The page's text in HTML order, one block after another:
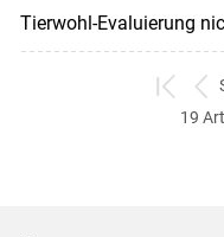
Tierwohl-Evaluierung
zum
ersten
19